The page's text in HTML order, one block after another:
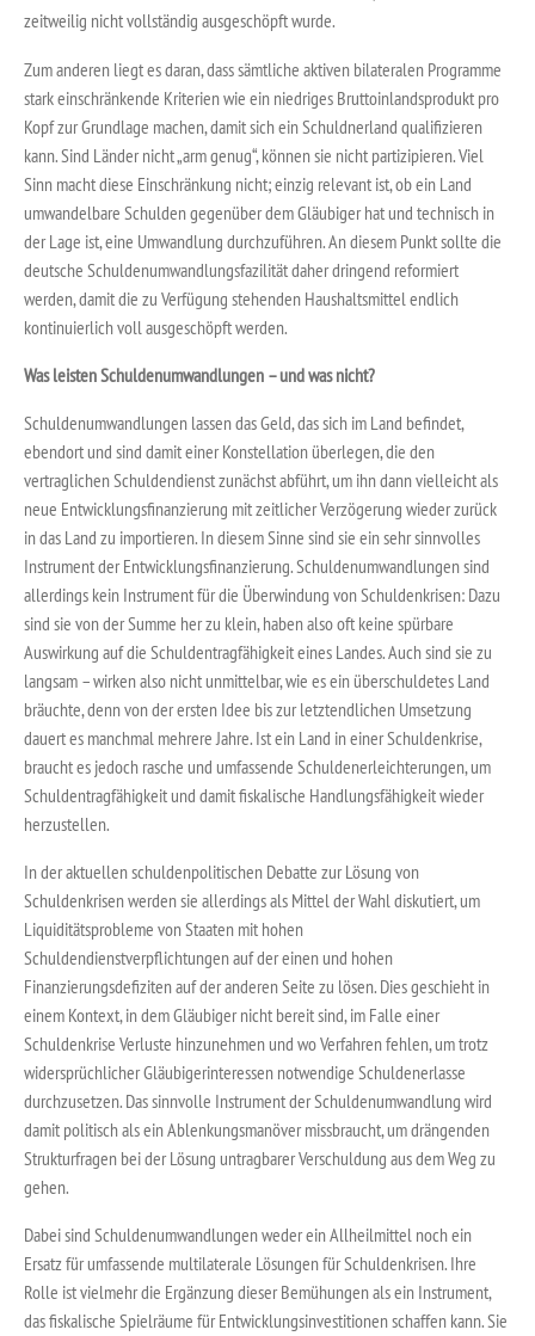
zeitweilig nicht vollständig ausgeschöpft wurde.
Zum anderen liegt es daran, dass sämtliche aktiven bilateralen Programme
stark einschränkende Kriterien wie ein niedriges Bruttoinlandsprodukt pro
Kopf zur Grundlage machen, damit sich ein Schuldnerland qualifizieren
kann. Sind Länder nicht „arm genug“, können sie nicht partizipieren. Viel
Sinn macht diese Einschränkung nicht; einzig relevant ist, ob ein Land
umwandelbare Schulden gegenüber dem Gläubiger hat und technisch in
der Lage ist, eine Umwandlung durchzuführen. An diesem Punkt sollte die
deutsche Schuldenumwandlungsfazilität daher dringend reformiert
werden, damit die zu Verfügung stehenden Haushaltsmittel endlich
kontinuierlich voll ausgeschöpft werden.
Was leisten Schuldenumwandlungen – und was nicht?
Schuldenumwandlungen lassen das Geld, das sich im Land befindet,
ebendort und sind damit einer Konstellation überlegen, die den
vertraglichen Schuldendienst zunächst abführt, um ihn dann vielleicht als
neue Entwicklungsfinanzierung mit zeitlicher Verzögerung wieder zurück
in das Land zu importieren. In diesem Sinne sind sie ein sehr sinnvolles
Instrument der Entwicklungsfinanzierung. Schuldenumwandlungen sind
allerdings kein Instrument für die Überwindung von Schuldenkrisen: Dazu
sind sie von der Summe her zu klein, haben also oft keine spürbare
Auswirkung auf die Schuldentragfähigkeit eines Landes. Auch sind sie zu
langsam – wirken also nicht unmittelbar, wie es ein überschuldetes Land
bräuchte, denn von der ersten Idee bis zur letztendlichen Umsetzung
dauert es manchmal mehrere Jahre. Ist ein Land in einer Schuldenkrise,
braucht es jedoch rasche und umfassende Schuldenerleichterungen, um
Schuldentragfähigkeit und damit fiskalische Handlungsfähigkeit wieder
herzustellen.
In der aktuellen schuldenpolitischen Debatte zur Lösung von
Schuldenkrisen werden sie allerdings als Mittel der Wahl diskutiert, um
Liquiditätsprobleme von Staaten mit hohen
Schuldendienstverpflichtungen auf der einen und hohen
Finanzierungsdefiziten auf der anderen Seite zu lösen. Dies geschieht in
einem Kontext, in dem Gläubiger nicht bereit sind, im Falle einer
Schuldenkrise Verluste hinzunehmen und wo Verfahren fehlen, um trotz
widersprüchlicher Gläubigerinteressen notwendige Schuldenerlasse
durchzusetzen. Das sinnvolle Instrument der Schuldenumwandlung wird
damit politisch als ein Ablenkungsmanöver missbraucht, um drängenden
Strukturfragen bei der Lösung untragbarer Verschuldung aus dem Weg zu
gehen.
Dabei sind Schuldenumwandlungen weder ein Allheilmittel noch ein
Ersatz für umfassende multilaterale Lösungen für Schuldenkrisen. Ihre
Rolle ist vielmehr die Ergänzung dieser Bemühungen als ein Instrument,
das fiskalische Spielräume für Entwicklungsinvestitionen schaffen kann. Sie